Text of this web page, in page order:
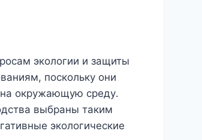
экологии и защиты
поскольку они
окружающую среду․
выбраны таким
экологические